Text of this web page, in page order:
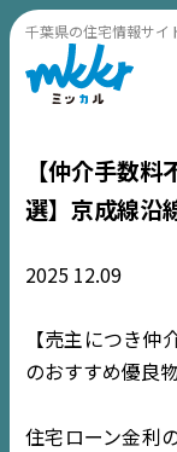
千葉県の住宅情報サイ
【仲介手数
選】京成線沿
2025 12.09
【売主につき
のおすすめ優良
住宅ローン金利